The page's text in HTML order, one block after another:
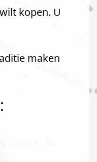
kopen. U
maken